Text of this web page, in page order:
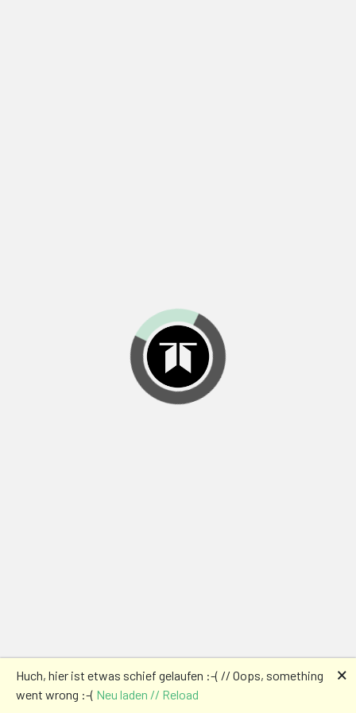
Huch, hier ist etwas schief gelaufen :-( // Oops, something
went wrong :-( Neu laden // Reload
🗙